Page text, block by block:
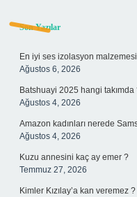
Sidebar
Son Yazılar
En iyi ses izolasyon
Ağustos 6, 2026
Batshuayi 2025 hangi takımda
Ağustos 4, 2026
Amazon kadınları nerede
Ağustos 4, 2026
Kuzu annesini kaç ay emer ?
Temmuz 27, 2026
Kimler Kızılay’a kan veremez ?